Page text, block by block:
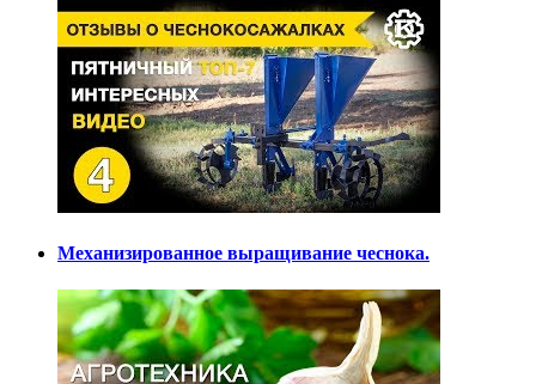
Механизированное выращивание чеснока.